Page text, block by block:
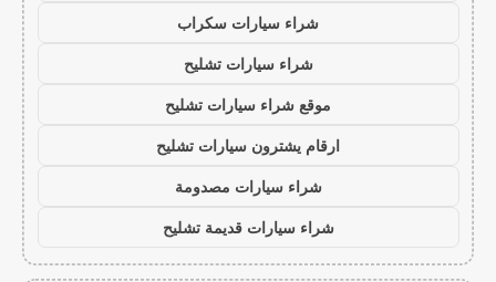
شراء سيارات سكراب
شراء سيارات تشليح
موقع شراء سيارات تشليح
ارقام يشترون سيارات تشليح
شراء سيارات مصدومة
شراء سيارات قديمة تشليح